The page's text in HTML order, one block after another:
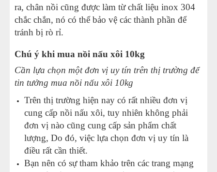
ra, chân nồi cũng được làm từ chất liệu inox 304
chắc chắn, nó có thể bảo vệ các thành phần để
tránh bị rò rỉ.
Chú ý khi mua nồi nấu xôi 10kg
Cần lựa chọn một đơn vị uy tín trên thị trường để
tin tưởng mua nồi nấu xôi 10kg
Trên thị trường hiện nay có rất nhiều đơn vị
cung cấp nồi nấu xôi, tuy nhiên không phải
đơn vị nào cũng cung cấp sản phẩm chất
lượng, Do đó, việc lựa chọn đơn vị uy tín là
điều rất cần thiết.
Bạn nên có sự tham khảo trên các trang mạng